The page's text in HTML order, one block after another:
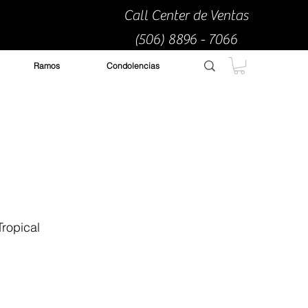
Call Center de Ventas
(506) 8896 - 7066
Ramos Condolencias